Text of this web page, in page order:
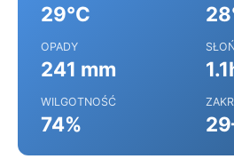
29°C
OPADY
241 mm
WILGOTNOŚĆ
74%